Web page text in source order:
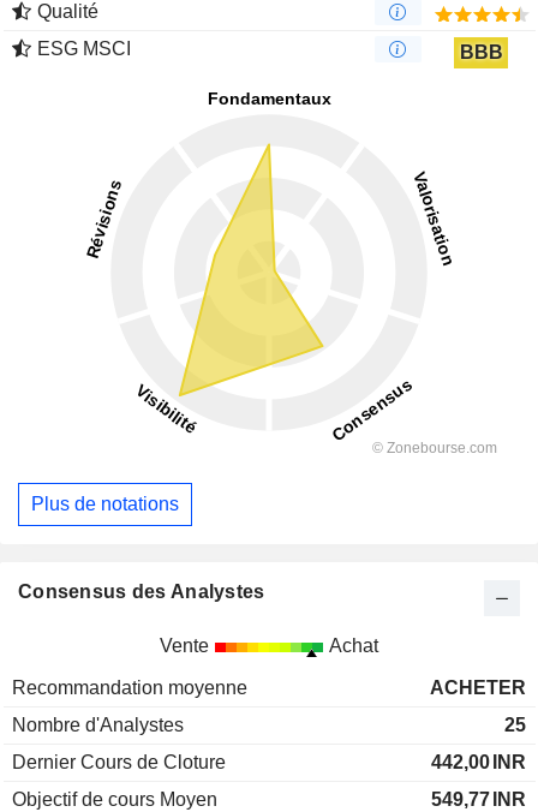
Qualité
ESG MSCI
BBB
Plus de notations
Consensus des Analystes
Vente Achat
Recommandation moyenne
ACHETER
Nombre d'Analystes
25
Dernier Cours de Cloture
442,00 INR
Objectif de cours Moyen
549,77 INR